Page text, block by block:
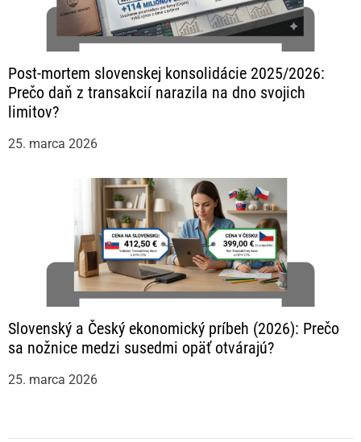
Post-mortem slovenskej konsolidácie 2025/2026:
Prečo daň z transakcií narazila na dno svojich
limitov?
25. marca 2026
Slovenský a Český ekonomický príbeh (2026): Prečo
sa nožnice medzi susedmi opäť otvárajú?
25. marca 2026